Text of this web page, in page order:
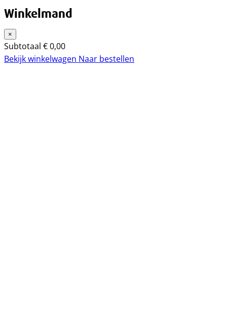
Winkelmand
×
Subtotaal €0,00
Bekijk winkelwagen Naar bestellen